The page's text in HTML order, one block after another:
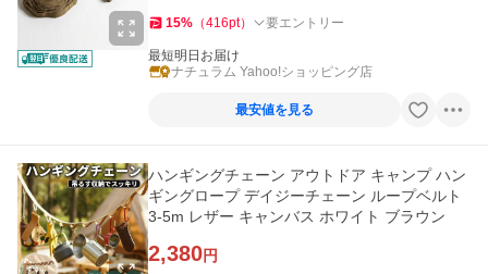
15% （416pt） 要エントリー
最短明日お届け
ナチュラム Yahoo!ショッピング店
最安値を見る
ハンギングチェーン アウトドア キャンプ ハン
ギングロープ デイジーチェーン ループベルト
3-5m レザー キャンバス ホワイト ブラウン
2,380円